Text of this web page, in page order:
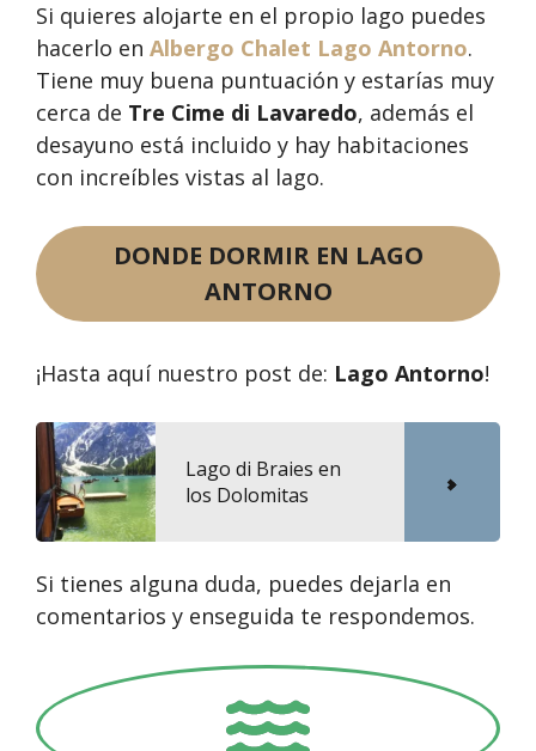
Si quieres alojarte en el propio lago puedes
hacerlo en Albergo Chalet Lago Antorno.
Tiene muy buena puntuación y estarías muy
cerca de Tre Cime di Lavaredo, además el
desayuno está incluido y hay habitaciones
con increíbles vistas al lago.
DONDE DORMIR EN LAGO
ANTORNO
¡Hasta aquí nuestro post de: Lago Antorno!
Lago di Braies en
los Dolomitas
Si tienes alguna duda, puedes dejarla en
comentarios y enseguida te respondemos.